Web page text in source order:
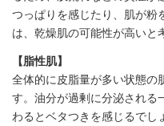
つっぱりを感じたり、肌が粉
は、乾燥肌の可能性が高いと
【脂性肌】
全体的に皮脂量が多い状態の
す。油分が過剰に分泌される
わるとベタつきを感じるでし